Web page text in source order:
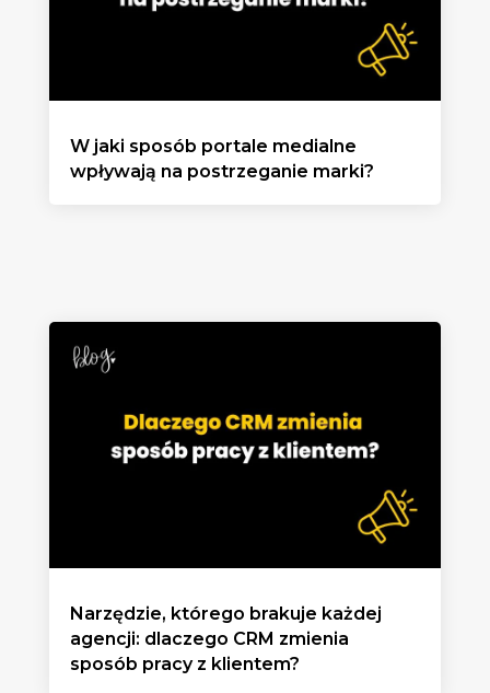
W jaki sposób portale medialne
wpływają na postrzeganie marki?
Narzędzie, którego brakuje każdej
agencji: dlaczego CRM zmienia
sposób pracy z klientem?